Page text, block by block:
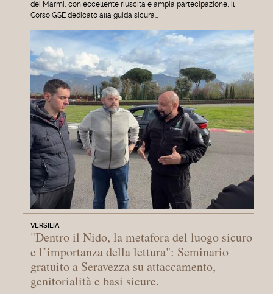
dei Marmi, con eccellente riuscita e ampia partecipazione, il
Corso GSE dedicato alla guida sicura…
VERSILIA
"Dentro il Nido, la metafora del luogo sicuro
e l’importanza della lettura": Seminario
gratuito a Seravezza su attaccamento,
genitorialità e basi sicure.